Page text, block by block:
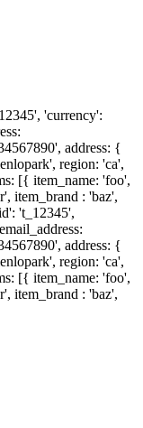
'currency':
address: {
region: 'ca',
[{ item_name: 'foo',
item_brand : 'baz',
't_12345',
address: {
region: 'ca',
[{ item_name: 'foo',
item_brand : 'baz',